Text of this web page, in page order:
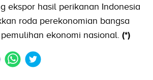
ekspor hasil perikanan Indonesia
roda perekonomian bangsa
ekonomi nasional. (*)